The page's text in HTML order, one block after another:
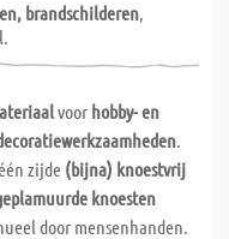
brandschilderen,
voor hobby- en
.
zijde (bijna) knoestvrij
knoesten
door mensenhanden.